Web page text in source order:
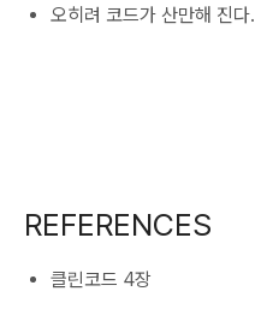
오히려 코드가 산만해 진다.
REFERENCES
클린코드 4장